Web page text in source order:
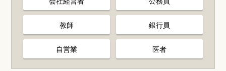
教師 銀行員
自営業 医者